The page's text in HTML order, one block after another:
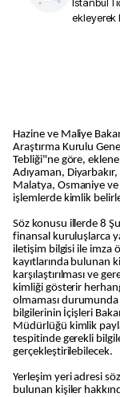
ekleyerek
Hazine ve Maliye
Araştırma Kurulu
Tebliği"ne göre,
Adıyaman,
Malatya, Osmaniye
işlemlerde kimlik
Söz konusu illerde 8
finansal kuruluşlarca
iletişim bilgisi ile imza
kayıtlarında bulunan
karşılaştırılması ve
kimliği gösterir
olmaması
bilgilerinin İçişleri
Müdürlüğü kimlik
tespitinde gerekli
gerçekleştirilebilecek.
Yerleşim yeri adresi
bulunan kişiler